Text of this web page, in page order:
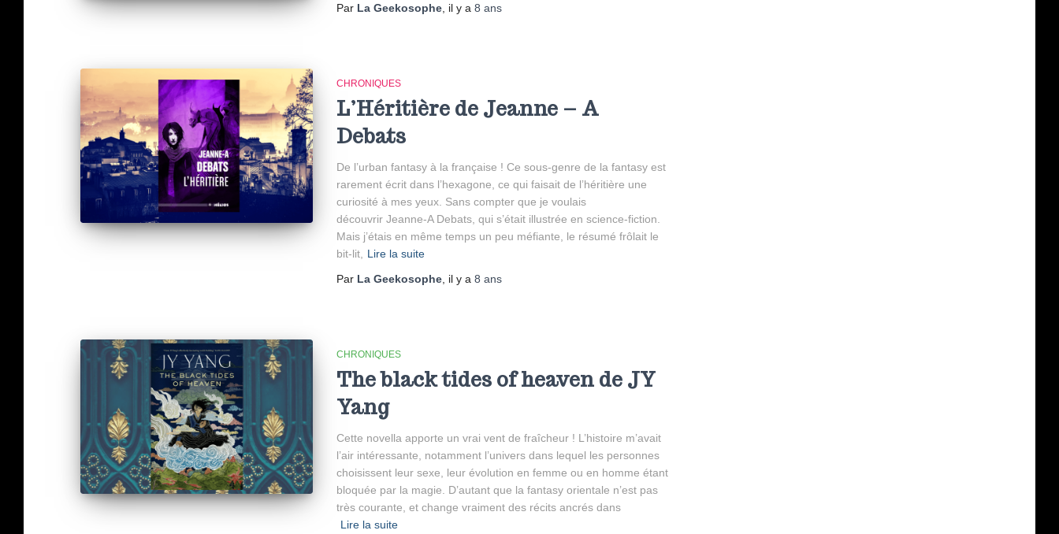
Par La Geekosophe , il y a 8 ans
CHRONIQUES
L’Héritière de Jeanne – A
Debats
De l’urban fantasy à la française ! Ce sous-genre de la fantasy est
rarement écrit dans l’hexagone, ce qui faisait de l’héritière une
curiosité à mes yeux. Sans compter que je voulais
découvrir Jeanne-A Debats, qui s’était illustrée en science-fiction.
Mais j’étais en même temps un peu méfiante, le résumé frôlait le
bit-lit,
Lire la suite
Par La Geekosophe , il y a 8 ans
CHRONIQUES
The black tides of heaven de JY
Yang
Cette novella apporte un vrai vent de fraîcheur ! L’histoire m’avait
l’air intéressante, notamment l’univers dans lequel les personnes
choisissent leur sexe, leur évolution en femme ou en homme étant
bloquée par la magie. D’autant que la fantasy orientale n’est pas
très courante, et change vraiment des récits ancrés dans
Lire la suite